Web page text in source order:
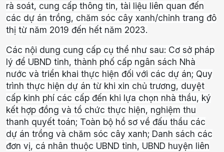
rà soát, cung cấp thông tin, tài liệu liên quan đến
các dự án trồng, chăm sóc cây xanh/chỉnh trang đô
thị từ năm 2019 đến hết năm 2023.
Các nội dung cung cấp cụ thể như sau: Cơ sở pháp
lý để UBND tỉnh, thành phố cấp ngân sách Nhà
nước và triển khai thực hiện đối với các dự án; Quy
trình thực hiện dự án từ khi xin chủ trương, duyệt
cấp kinh phí các cấp đến khi lựa chọn nhà thầu, ký
kết hợp đồng và tổ chức thực hiện, nghiệm thu
thanh quyết toán; Toàn bộ hồ sơ về đấu thầu các
dự án trồng và chăm sóc cây xanh; Danh sách các
đơn vị, cá nhân thuộc UBND tỉnh, UBND huyện liên